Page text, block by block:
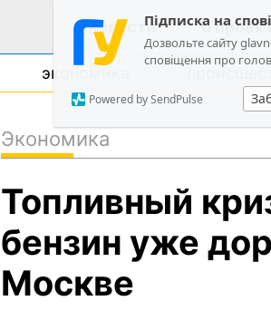
Підписка на
Дозвольте сайту
сповіщення про
Powered by SendPulse
новости о
экономика
Экономика
Топливный
бензин уже
Москве